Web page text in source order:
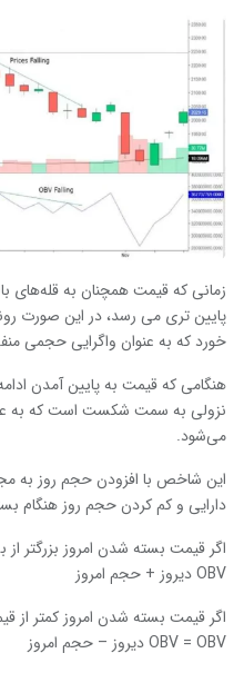
پایین تری می رسد، در این صورت
خورد که به عنوان واگرایی حجمی
نزولی به سمت شکست است که به
می‌شود.
این شاخص با افزودن حجم روز به
دارایی و کم کردن حجم روز هنگام
OBV دیروز + حجم امروز
اگر قیمت بسته شدن امروز کمتر
OBV = OBV دیروز – حجم امروز